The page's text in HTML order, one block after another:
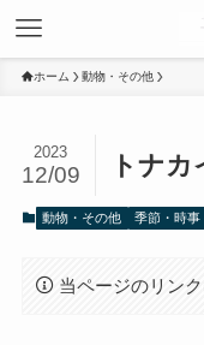
ホーム 動物・その他
トナカ
2023
12/09
動物・その他 季節・時事
当ページのリン